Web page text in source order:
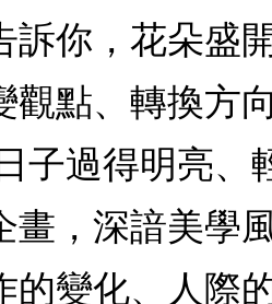
你，花朵盛
點、轉換方
過得明亮、
，深諳美學
變化、人際